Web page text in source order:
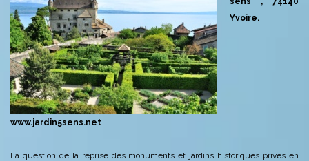
Yvoire.
www.jardin5sens.net
La question de la reprise des monuments et jardins historiques privés en